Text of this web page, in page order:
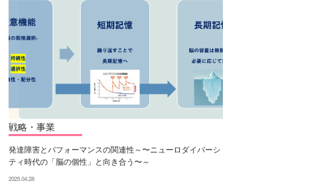
戦略・事業
発達障害とパフォーマンスの関連性～〜ニューロダイバーシ
ティ時代の「脳の個性」と向き合う〜～
2025.04.28